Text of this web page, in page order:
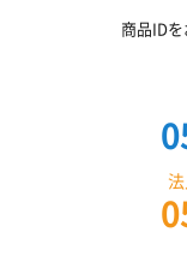
商品ID